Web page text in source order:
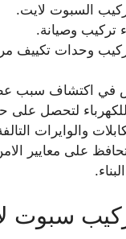
السبوت لايت.
تركيب وصيانة.
وحدات تكييف
في اكتشاف سبب
لتحصل على
والوايرات
على معايير
سبوت